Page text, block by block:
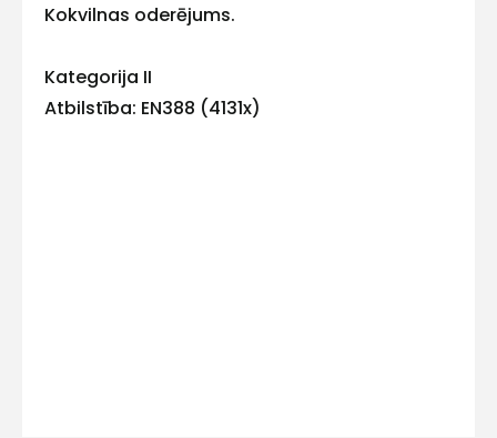
Kokvilnas oderējums.
Kategorija II
Atbilstība: EN388 (4131x)